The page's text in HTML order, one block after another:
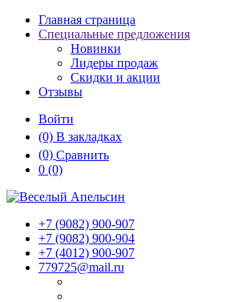
Главная страница
Специальные предложения
Новинки
Лидеры продаж
Скидки и акции
Отзывы
Войти
(0) В закладках
(0) Сравнить
0 (0)
+7 (9082) 900-907
+7 (9082) 900-904
+7 (4012) 900-907
779725@mail.ru